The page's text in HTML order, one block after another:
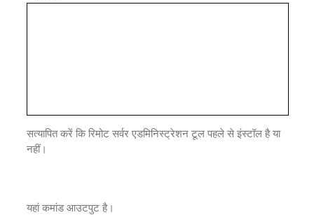
सत्यापित करें कि रिमोट सर्वर एडमिनिस्ट्रेशन टूल पहले से इंस्टॉल है या
नहीं।
यहां कमांड आउटपुट है।